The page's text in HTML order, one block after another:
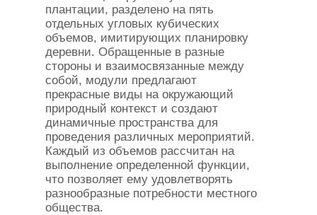
плантации, разделено на пять
отдельных угловых кубических
объемов, имитирующих планировку
деревни. Обращенные в разные
стороны и взаимосвязанные между
собой, модули предлагают
прекрасные виды на окружающий
природный контекст и создают
динамичные пространства для
проведения различных мероприятий.
Каждый из объемов рассчитан на
выполнение определенной функции,
что позволяет ему удовлетворять
разнообразные потребности местного
общества.